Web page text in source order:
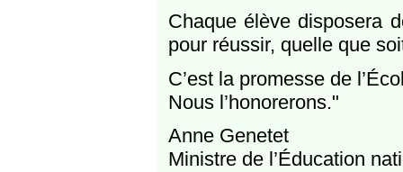
Chaque élève disposera
pour réussir, quelle que
C’est la promesse de
Nous l’honorerons."
​Anne Genetet
Ministre de l’Éducation